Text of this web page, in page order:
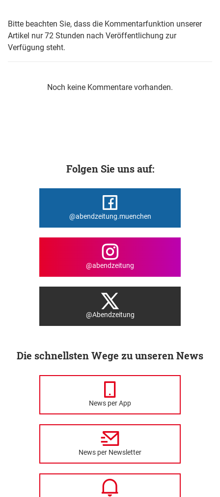
Bitte beachten Sie, dass die Kommentarfunktion unserer
Artikel nur 72 Stunden nach Veröffentlichung zur
Verfügung steht.
Noch keine Kommentare vorhanden.
Folgen Sie uns auf:
@abendzeitung.muenchen
@abendzeitung
@Abendzeitung
Die schnellsten Wege zu unseren News
News per App
News per Newsletter